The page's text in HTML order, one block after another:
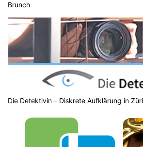
Tiefdruckzone über Westeuropa.
Mit einer Südwestströmung gelangt bis
und feuchtere Luft zu uns, die
vorübergehend vor allem über den Bergen
liegt die Schweiz am Südrand eines
Bisenströmung.
Weiterlesen
Bitzer Fenster & Montagen GmbH: Fenster montieren